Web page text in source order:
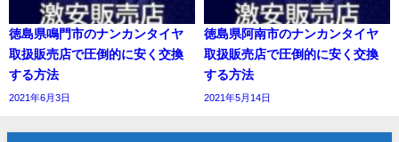
徳島県鳴門市のナンカンタイヤ
取扱販売店で圧倒的に安く交換
する方法
2021年6月3日
徳島県阿南市のナンカンタイヤ
取扱販売店で圧倒的に安く交換
する方法
2021年5月14日